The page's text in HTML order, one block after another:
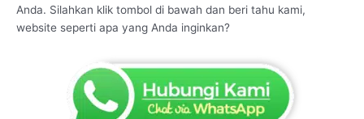
Anda. Silahkan klik tombol di bawah dan beri tahu kami,
website seperti apa yang Anda inginkan?